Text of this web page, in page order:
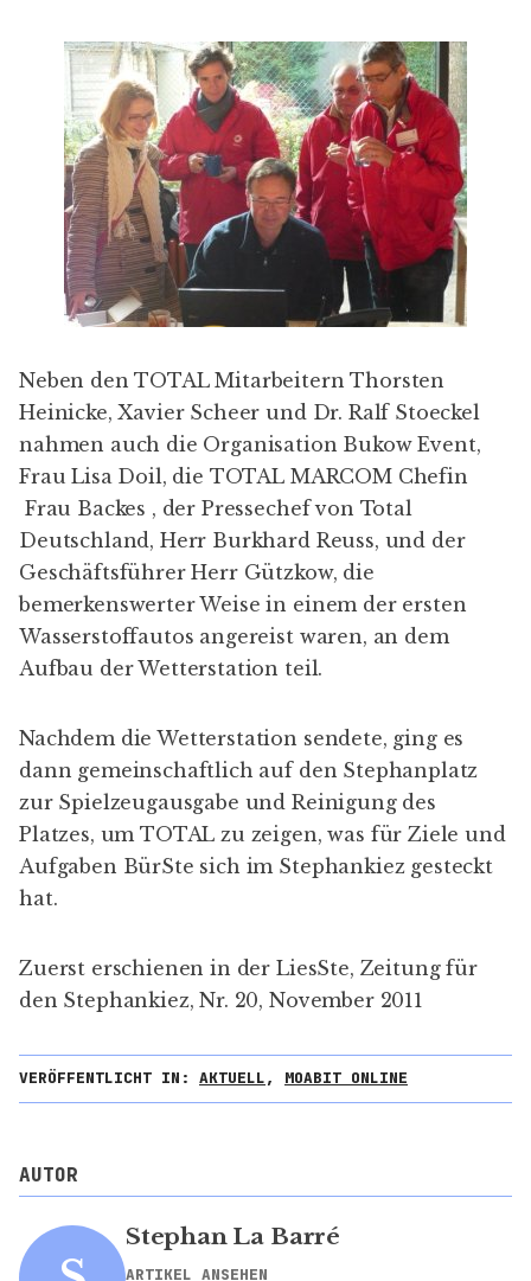
Neben den TOTAL Mitarbeitern Thorsten
Heinicke, Xavier Scheer und Dr. Ralf Stoeckel
nahmen auch die Organisation Bukow Event,
Frau Lisa Doil, die TOTAL MARCOM Chefin
Frau Backes , der Pressechef von Total
Deutschland, Herr Burkhard Reuss, und der
Geschäftsführer Herr Gützkow, die
bemerkenswerter Weise in einem der ersten
Wasserstoffautos angereist waren, an dem
Aufbau der Wetterstation teil.
Nachdem die Wetterstation sendete, ging es
dann gemeinschaftlich auf den Stephanplatz
zur Spielzeugausgabe und Reinigung des
Platzes, um TOTAL zu zeigen, was für Ziele und
Aufgaben BürSte sich im Stephankiez gesteckt
hat.
Zuerst erschienen in der LiesSte, Zeitung für
den Stephankiez, Nr. 20, November 2011
VERÖFFENTLICHT IN: AKTUELL, MOABIT ONLINE
AUTOR
Stephan La Barré
ARTIKEL ANSEHEN